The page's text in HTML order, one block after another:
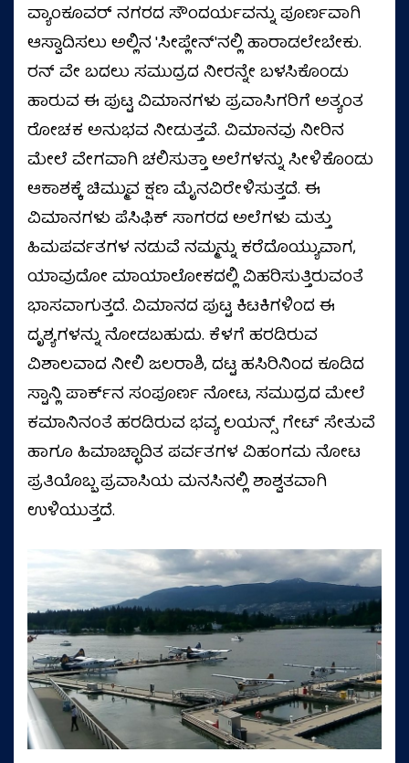
ವ್ಯಾಂಕೂವರ್ ನಗರದ ಸೌಂದರ್ಯವನ್ನು ಪೂರ್ಣವಾಗಿ
ಆಸ್ವಾದಿಸಲು ಅಲ್ಲಿನ 'ಸೀಪ್ಲೇನ್'ನಲ್ಲಿ ಹಾರಾಡಲೇಬೇಕು.
ರನ್‌ ವೇ ಬದಲು ಸಮುದ್ರದ ನೀರನ್ನೇ ಬಳಸಿಕೊಂಡು
ಹಾರುವ ಈ ಪುಟ್ಟ ವಿಮಾನಗಳು ಪ್ರವಾಸಿಗರಿಗೆ ಅತ್ಯಂತ
ರೋಚಕ ಅನುಭವ ನೀಡುತ್ತವೆ. ವಿಮಾನವು ನೀರಿನ
ಮೇಲೆ ವೇಗವಾಗಿ ಚಲಿಸುತ್ತಾ ಅಲೆಗಳನ್ನು ಸೀಳಿಕೊಂಡು
ಆಕಾಶಕ್ಕೆ ಚಿಮ್ಮುವ ಕ್ಷಣ ಮೈನವಿರೇಳಿಸುತ್ತದೆ. ಈ
ವಿಮಾನಗಳು ಪೆಸಿಫಿಕ್ ಸಾಗರದ ಅಲೆಗಳು ಮತ್ತು
ಹಿಮಪರ್ವತಗಳ ನಡುವೆ ನಮ್ಮನ್ನು ಕರೆದೊಯ್ಯುವಾಗ,
ಯಾವುದೋ ಮಾಯಾಲೋಕದಲ್ಲಿ ವಿಹರಿಸುತ್ತಿರುವಂತೆ
ಭಾಸವಾಗುತ್ತದೆ. ವಿಮಾನದ ಪುಟ್ಟ ಕಿಟಕಿಗಳಿಂದ ಈ
ದೃಶ್ಯಗಳನ್ನು ನೋಡಬಹುದು. ಕೆಳಗೆ ಹರಡಿರುವ
ವಿಶಾಲವಾದ ನೀಲಿ ಜಲರಾಶಿ, ದಟ್ಟ ಹಸಿರಿನಿಂದ ಕೂಡಿದ
ಸ್ಟಾನ್ಲಿ ಪಾರ್ಕ್‌ನ ಸಂಪೂರ್ಣ ನೋಟ, ಸಮುದ್ರದ ಮೇಲೆ
ಕಮಾನಿನಂತೆ ಹರಡಿರುವ ಭವ್ಯ ಲಯನ್ಸ್ ಗೇಟ್ ಸೇತುವೆ
ಹಾಗೂ ಹಿಮಾಚ್ಛಾದಿತ ಪರ್ವತಗಳ ವಿಹಂಗಮ ನೋಟ
ಪ್ರತಿಯೊಬ್ಬ ಪ್ರವಾಸಿಯ ಮನಸಿನಲ್ಲಿ ಶಾಶ್ವತವಾಗಿ
ಉಳಿಯುತ್ತದೆ.